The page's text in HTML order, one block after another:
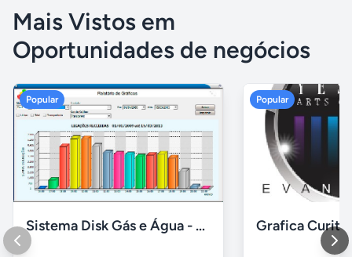
Mais Vistos em
Oportunidades de negócios
Popular
Sistema Disk Gás e Água - Revenda de GLP
Popular